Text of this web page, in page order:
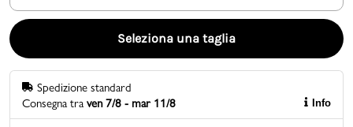
Promo & News
contatti
Seleziona una taglia
Spedizione standard
Consegna tra ven 7/8 - mar 11/8 Info